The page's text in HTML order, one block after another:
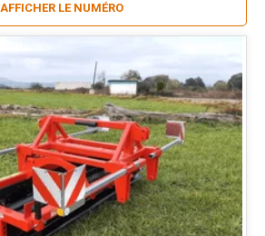
AFFICHER LE NUMÉRO